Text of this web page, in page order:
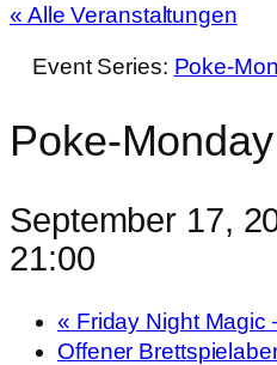
« Alle Veranstaltungen
Event Series: Poke-
Poke-Monday
September 17,
21:00
« Friday Night Magic
Offener